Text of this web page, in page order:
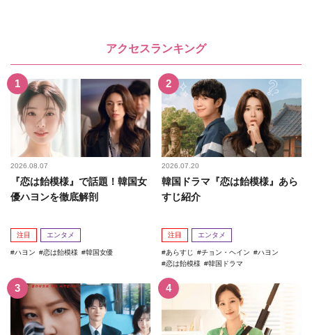
アクセスランキング
2026.08.07
『恋は飴模様』で話題！韓国女
優ハヨンを徹底解剖
注目 エンタメ
ハヨン 恋は飴模様 韓国女優
2026.07.20
韓国ドラマ『恋は飴模様』あら
すじ紹介
注目 エンタメ
あらすじ チョン・ヘイン
ハヨン
恋は飴模様
韓国ドラマ